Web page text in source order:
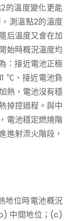
的溫度變化更能
測溫點2的溫度
后溫度又會在加
始時概況溫度均
：接近電池正極
℃、接近電池負
熱，電池沒有穩
掉控過程。與中
電池穩定燃燒階
進射流火階段，
地位時電池概況
中間地位；(c)